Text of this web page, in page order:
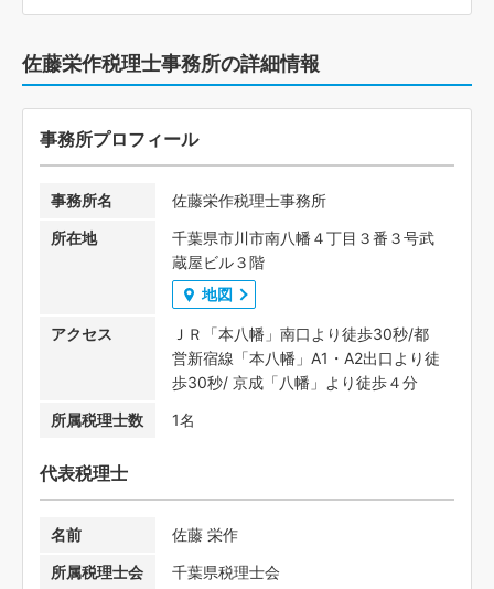
佐藤栄作税理士事務所の詳細情報
事務所プロフィール
事務所名
佐藤栄作税理士事務所
所在地
千葉県市川市南八幡４丁目３番３号武
蔵屋ビル３階
地図
アクセス
ＪＲ「本八幡」南口より徒歩30秒/都
営新宿線「本八幡」A1・A2出口より徒
歩30秒/ 京成「八幡」より徒歩４分
所属税理士数
1名
代表税理士
名前
佐藤 栄作
所属税理士会
千葉県税理士会